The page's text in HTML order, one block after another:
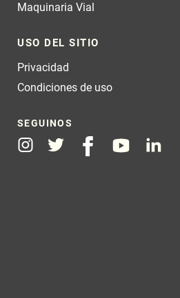
Maquinaria Vial
USO DEL SITIO
Privacidad
Condiciones de uso
SEGUINOS
InstagramTwitter FacebookYoutubeLinkedin